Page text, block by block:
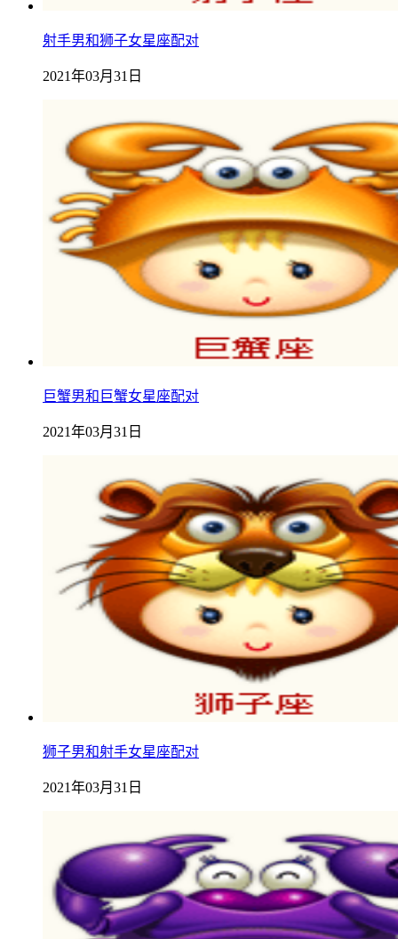
射手男和狮子女星座配对
2021年03月31日
巨蟹男和巨蟹女星座配对
2021年03月31日
狮子男和射手女星座配对
2021年03月31日